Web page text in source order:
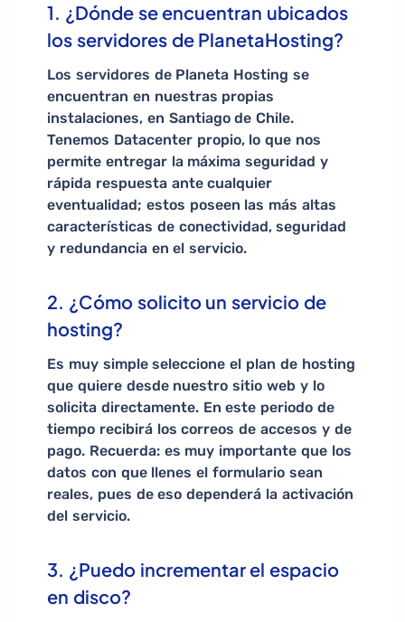
1. ¿Dónde se encuentran ubicados
los servidores de PlanetaHosting?
Los servidores de Planeta Hosting se
encuentran en nuestras propias
instalaciones, en Santiago de Chile.
Tenemos Datacenter propio, lo que nos
permite entregar la máxima seguridad y
rápida respuesta ante cualquier
eventualidad; estos poseen las más altas
características de conectividad, seguridad
y redundancia en el servicio.
2. ¿Cómo solicito un servicio de
hosting?
Es muy simple seleccione el plan de hosting
que quiere desde nuestro sitio web y lo
solicita directamente. En este periodo de
tiempo recibirá los correos de accesos y de
pago. Recuerda: es muy importante que los
datos con que llenes el formulario sean
reales, pues de eso dependerá la activación
del servicio.
3. ¿Puedo incrementar el espacio
en disco?